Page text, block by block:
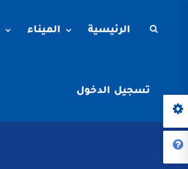
الرئيسية الميناء
تسجيل الدخول